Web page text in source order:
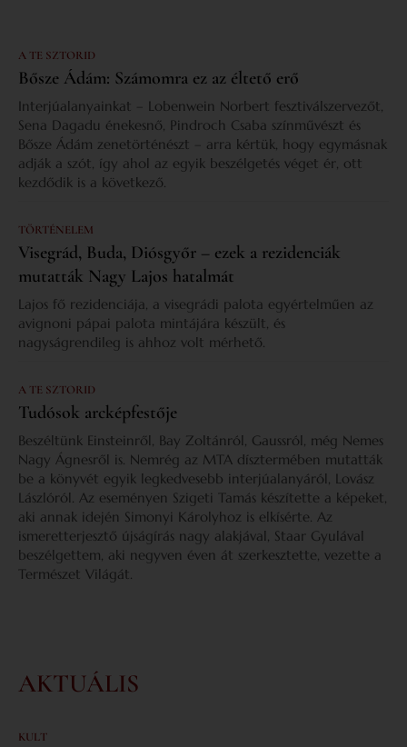
A TE SZTORID
Bősze Ádám: Számomra ez az éltető erő
Interjúalanyainkat – Lobenwein Norbert fesztiválszervezőt,
Sena Dagadu énekesnő, Pindroch Csaba színművészt és
Bősze Ádám zenetörténészt – arra kértük, hogy egymásnak
adják a szót, így ahol az egyik beszélgetés véget ér, ott
kezdődik is a következő.
TÖRTÉNELEM
Visegrád, Buda, Diósgyőr – ezek a rezidenciák
mutatták Nagy Lajos hatalmát
Lajos fő rezidenciája, a visegrádi palota egyértelműen az
avignoni pápai palota mintájára készült, és
nagyságrendileg is ahhoz volt mérhető.
A TE SZTORID
Tudósok arcképfestője
Beszéltünk Einsteinről, Bay Zoltánról, Gaussról, még Nemes
Nagy Ágnesről is. Nemrég az MTA dísztermében mutatták
be a könyvét egyik legkedvesebb interjúalanyáról, Lovász
Lászlóról. Az eseményen Szigeti Tamás készítette a képeket,
aki annak idején Simonyi Károlyhoz is elkísérte. Az
ismeretterjesztő újságírás nagy alakjával, Staar Gyulával
beszélgettem, aki negyven éven át szerkesztette, vezette a
Természet Világát.
AKTUÁLIS
KULT